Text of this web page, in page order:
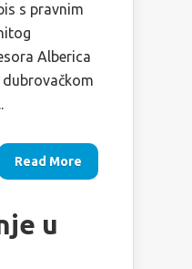
s pravnim
Alberica
Read More
u